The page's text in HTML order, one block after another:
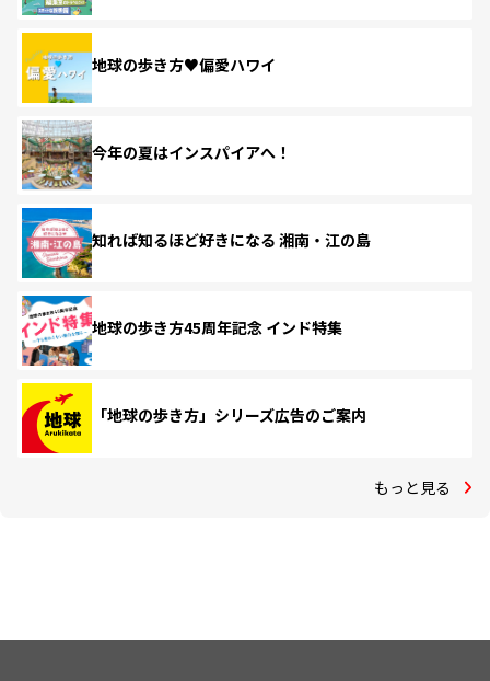
地球の歩き方♥偏愛ハワイ
今年の夏はインスパイアへ！
知れば知るほど好きになる 湘南・江の島
地球の歩き方45周年記念 インド特集
「地球の歩き方」シリーズ広告のご案内
もっと見る